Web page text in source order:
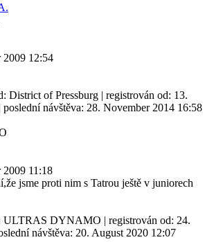
2009 12:54
District of Pressburg | registrován od: 13.
| poslední návštěva: 28. November 2014 16:58
2009 11:18
jsme proti nim s Tatrou ještě v juniorech
ULTRAS DYNAMO | registrován od: 24.
návštěva: 20. August 2020 12:07